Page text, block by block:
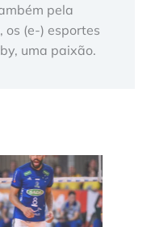
pela
os (e-) esportes
uma paixão.